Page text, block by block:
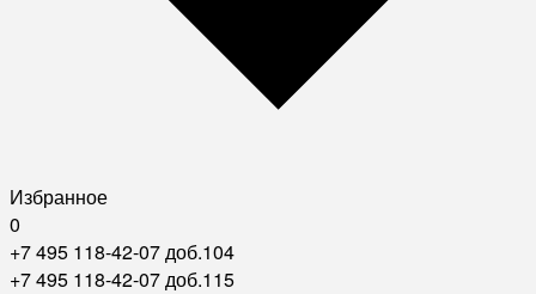
Избранное
0
+7 495 118-42-07 доб.104
+7 495 118-42-07 доб.115